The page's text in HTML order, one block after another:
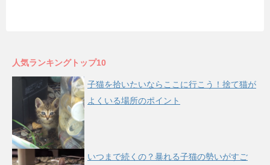
人気ランキングトップ10
子猫を拾いたいならここに行こう！捨て猫が
よくいる場所のポイント
いつまで続くの？暴れる子猫の勢いがすご